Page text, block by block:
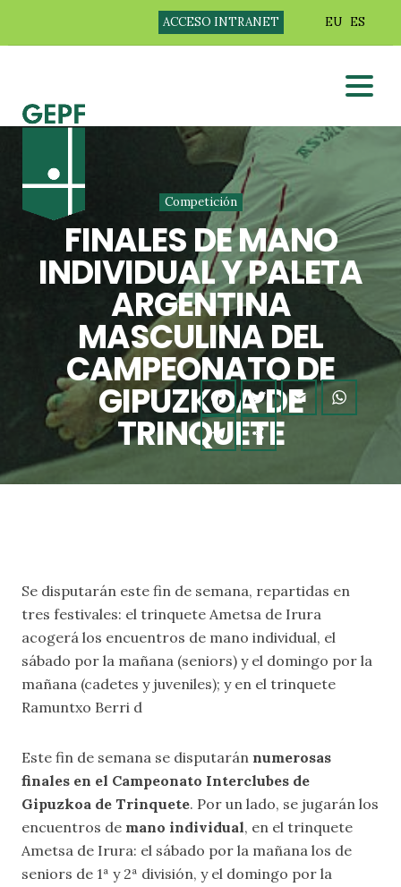
ACCESO INTRANET EU ES
Competición
FINALES DE MANO
INDIVIDUAL Y PALETA
ARGENTINA
MASCULINA DEL
CAMPEONATO DE
GIPUZKOA DE
TRINQUETE
Se disputarán este fin de semana, repartidas en
tres festivales: el trinquete Ametsa de Irura
acogerá los encuentros de mano individual, el
sábado por la mañana (seniors) y el domingo por la
mañana (cadetes y juveniles); y en el trinquete
Ramuntxo Berri d
Este fin de semana se disputarán numerosas
finales en el Campeonato Interclubes de
Gipuzkoa de Trinquete. Por un lado, se jugarán los
encuentros de mano individual, en el trinquete
Ametsa de Irura: el sábado por la mañana los de
seniors de 1ª y 2ª división, y el domingo por la